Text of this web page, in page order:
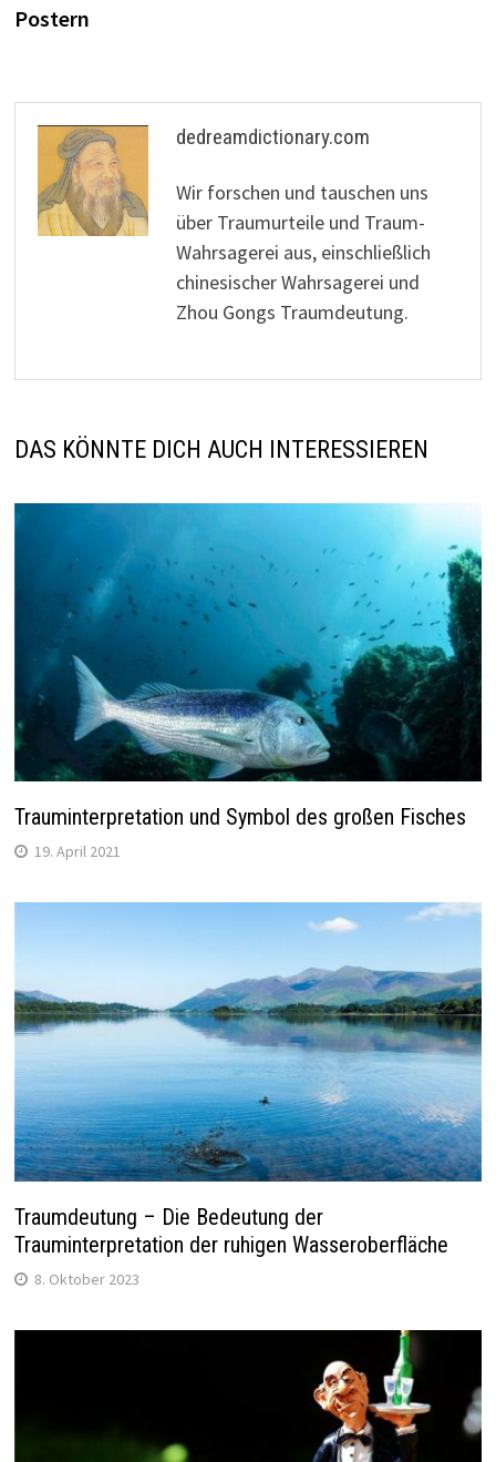
Postern
dedreamdictionary.com
Wir forschen und tauschen uns
über Traumurteile und Traum-
Wahrsagerei aus, einschließlich
chinesischer Wahrsagerei und
Zhou Gongs Traumdeutung.
DAS KÖNNTE DICH AUCH INTERESSIEREN
Trauminterpretation und Symbol des großen Fisches
19. April 2021
Traumdeutung – Die Bedeutung der
Trauminterpretation der ruhigen Wasseroberfläche
8. Oktober 2023